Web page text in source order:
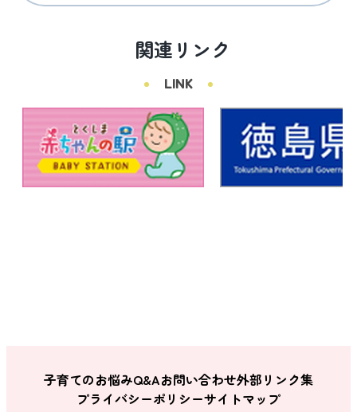
関連リンク
LINK
子育てのお悩みQ&Aお問い合わせ外部リンク集
プライバシーポリシーサイトマップ